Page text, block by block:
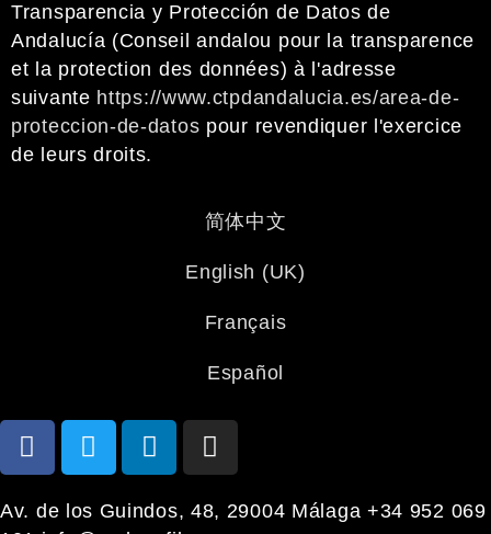
Transparencia y Protección de Datos de
Andalucía (Conseil andalou pour la transparence
et la protection des données) à l'adresse
suivante https://www.ctpdandalucia.es/area-de-
proteccion-de-datos pour revendiquer l'exercice
de leurs droits.
简体中文
English (UK)
Français
Español
Av. de los Guindos, 48, 29004 Málaga +34 952 069